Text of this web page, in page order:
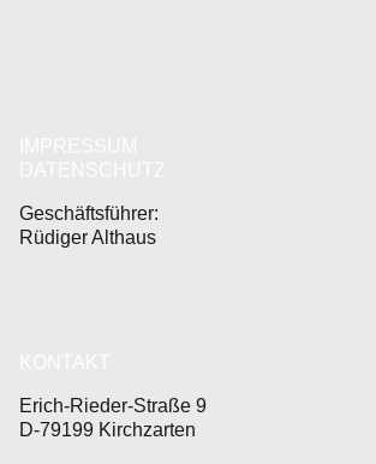
Geschäftsführer:
Rüdiger Althaus
Erich-Rieder-Straße 9
D-79199 Kirchzarten